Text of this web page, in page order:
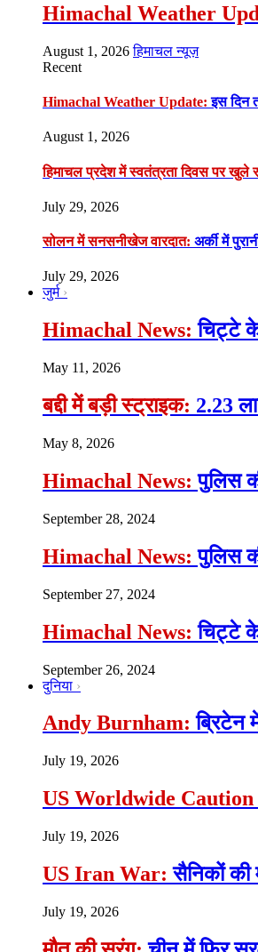
Himachal Weather
August 1, 2026 हिमाचल न्यूज़
Recent
Himachal Weather Update: इस दिन
August 1, 2026
हिमाचल प्रदेश में स्वतंत्रता दिवस पर खुले
July 29, 2026
सोलन में सनसनीखेज वारदात: अर्की में
July 29, 2026
जुर्म
Himachal News: चिट्टे
May 11, 2026
बद्दी में बड़ी स्ट्राइक: 2.23
May 8, 2026
Himachal News: पुलिस
September 28, 2024
Himachal News: पुलिस
September 27, 2024
Himachal News: चिट्टे
September 26, 2024
दुनिया
Andy Burnham: ब्रिटेन
July 19, 2026
US Worldwide
July 19, 2026
US Iran War: सैनिकों की
July 19, 2026